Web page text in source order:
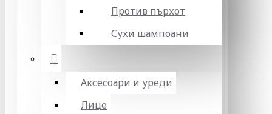
Против пърхот
Сухи шампоани
Аксесоари и уреди
Лице